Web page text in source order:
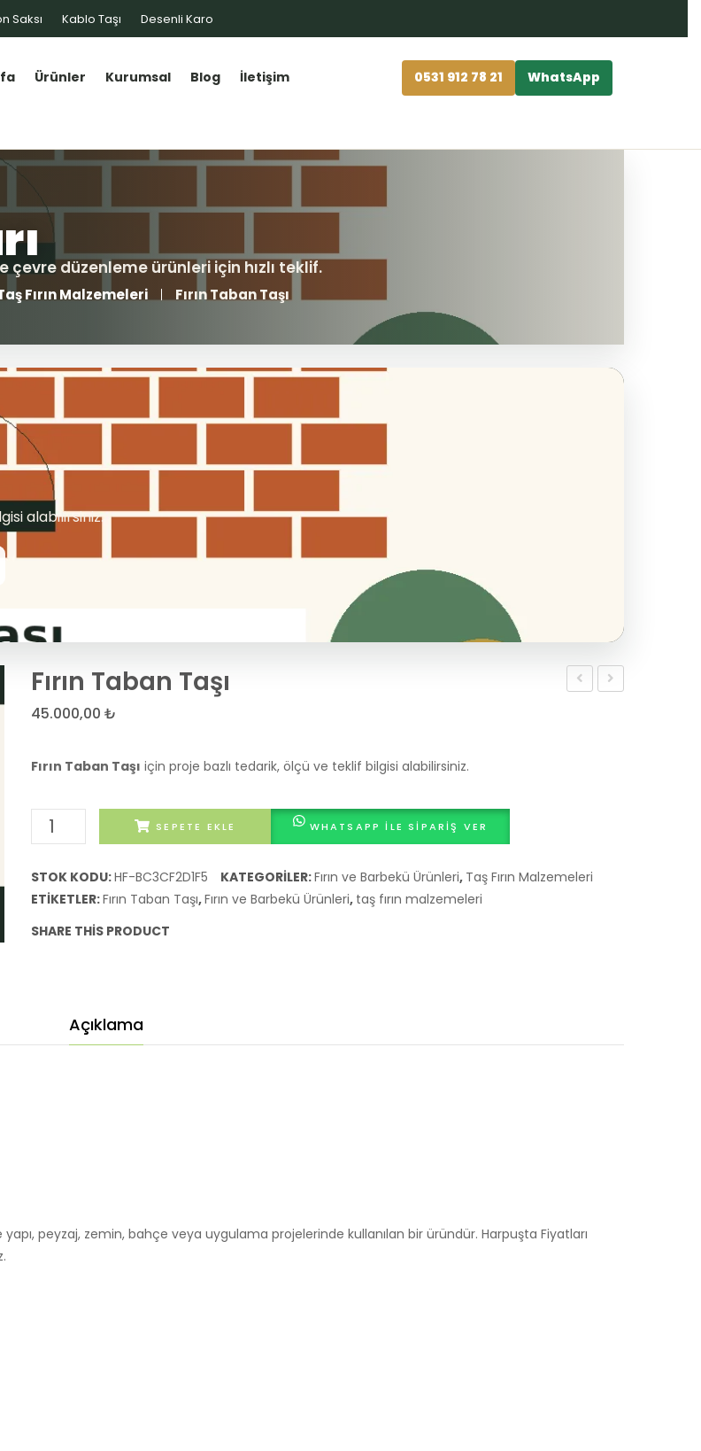
Saksı Kablo Taşı Desenli Karo
Ürünler Kurumsal Blog İletişim 0531 912 78 21 WhatsApp
Fırın Malzemeleri Fırın Taban Taşı
alabilirsiniz.
Fırın Taban Taşı
45.000,00 ₺
Fırın Taban Taşı için proje bazlı tedarik, ölçü ve teklif bilgisi alabilirsiniz.
Fırın
Taban
adet
SEPETE EKLE WHATSAPP ILE SIPARIŞ VER
STOK KODU:HF-BC3CF2D1F5 KATEGORILER:Fırın ve Barbekü Ürünleri, Taş Fırın Malzemeleri
ETIKETLER:Fırın Taban Taşı,Fırın ve Barbekü Ürünleri, taş fırın malzemeleri
SHARE THIS PRODUCT
Açıklama
yapı, peyzaj, zemin, bahçe veya uygulama projelerinde kullanılan bir üründür. Harpuşta Fiyatları